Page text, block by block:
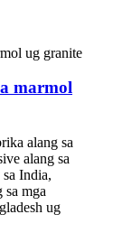
marmol
alang sa
alang sa
India,
sa mga
ug